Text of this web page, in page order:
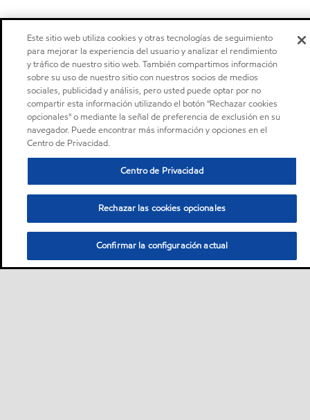
Este sitio web utiliza cookies y otras tecnologías de seguimiento
para mejorar la experiencia del usuario y analizar el rendimiento
y tráfico de nuestro sitio web. También compartimos información
sobre su uso de nuestro sitio con nuestros socios de medios
sociales, publicidad y análisis, pero usted puede optar por no
compartir esta información utilizando el botón "Rechazar cookies
opcionales" o mediante la señal de preferencia de exclusión en su
navegador. Puede encontrar más información y opciones en el
Centro de Privacidad.
Centro de Privacidad
Rechazar las cookies opcionales
Confirmar la configuración actual